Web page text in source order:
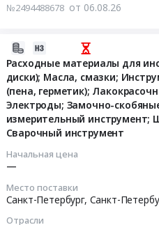
№2494488678 от 06.08.26
Расходные материалы для
диски); Масла, смазки;
(пена, герметик);
Электроды; Замочно-
измерительный инструмент;
Сварочный инструмент
Начальная цена
—
Место поставки
Санкт-Петербург, Санкт-
Отрасли